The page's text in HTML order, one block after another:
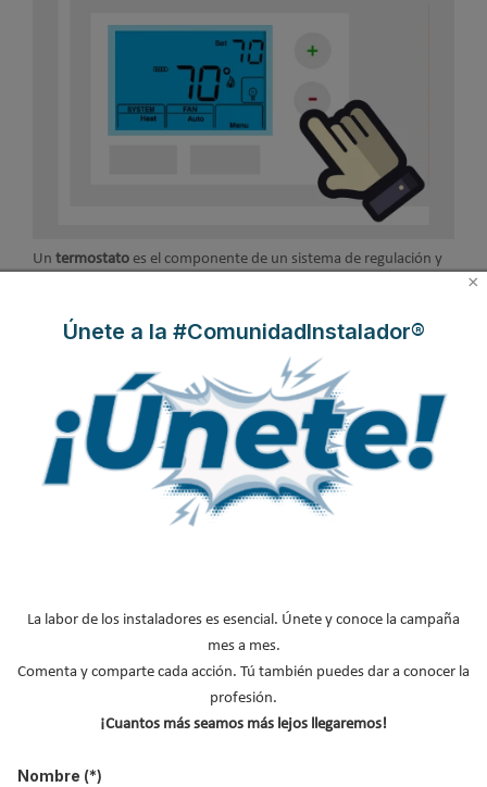
Un termostato es el componente de un sistema de regulación y
imprescindible para regular la temperaturay por tanto, para
asegurar la eficiencia energética de una instalación tanto de
calefacción como de aire acondicionado.
Leer más ...
Radiadores eléctricos: ¿cuáles
27 Oct 2020
×
Únete a la #ComunidadInstalador®
La labor de los instaladores es esencial. Únete y conoce la campaña
mes a mes.
Comenta y comparte cada acción. Tú también puedes dar a conocer la
profesión.
¡Cuantos más seamos más lejos llegaremos!
Nombre (*)